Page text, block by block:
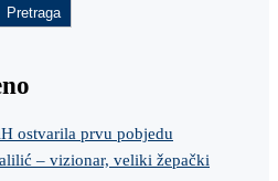
Pretraga
ostvarila prvu pobjedu
– vizionar, veliki žepački